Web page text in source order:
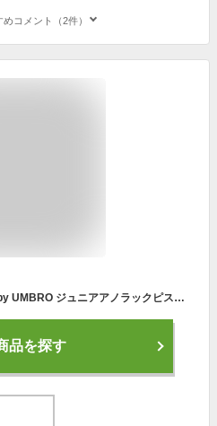
コメント（2件）
【公式】 アンブロ THE THIRD by UMBRO ジュニアアノラックピステ 快適 裾ドローコード シルエット調整可 ジュニア キッズ ウェア ウィンドブレーカー ピステ サッカー フットボール スポーツ ブランド 2024年春夏モデル UUJXJF31
品を探す